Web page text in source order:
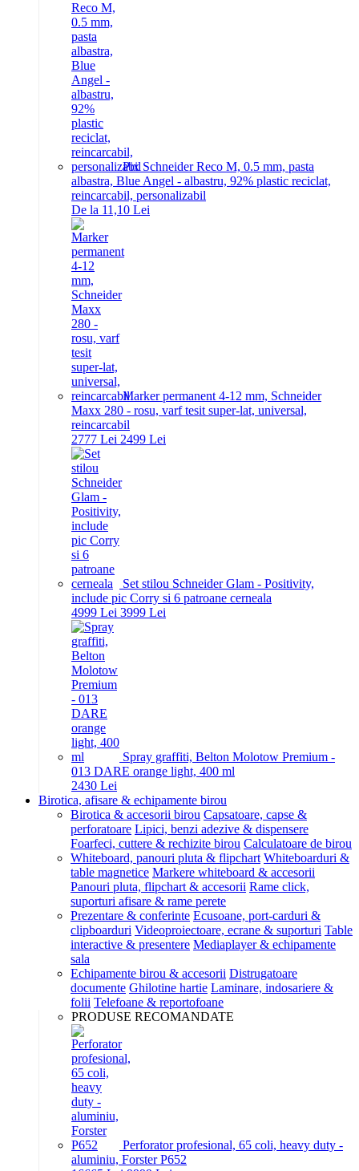
Pix Schneider Reco M, 0.5 mm, pasta
albastra, Blue Angel - albastru, 92% plastic reciclat,
reincarcabil, personalizabil
De la 11,10 Lei
Marker permanent 4-12 mm, Schneider
Maxx 280 - rosu, varf tesit super-lat, universal,
reincarcabil
2777 Lei 2499 Lei
Set stilou Schneider Glam - Positivity,
include pic Corry si 6 patroane cerneala
4999 Lei 3999 Lei
Spray graffiti, Belton Molotow Premium -
013 DARE orange light, 400 ml
2430 Lei
Birotica, afisare & echipamente birou
Birotica & accesorii birou Capsatoare, capse &
perforatoare Lipici, benzi adezive & dispensere
Foarfeci, cuttere & rechizite birou Calculatoare de birou
Whiteboard, panouri pluta & flipchart Whiteboarduri &
table magnetice Markere whiteboard & accesorii
Panouri pluta, flipchart & accesorii Rame click,
suporturi afisare & rame perete
Prezentare & conferinte Ecusoane, port-carduri &
clipboarduri Videoproiectoare, ecrane & suporturi Table
interactive & presentere Mediaplayer & echipamente
sala
Echipamente birou & accesorii Distrugatoare
documente Ghilotine hartie Laminare, indosariere &
folii Telefoane & reportofoane
PRODUSE RECOMANDATE
Perforator profesional, 65 coli, heavy duty -
aluminiu, Forster P652